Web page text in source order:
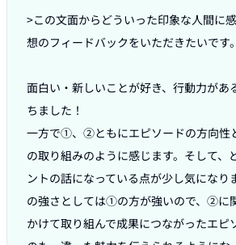
>この文面からどういった印象な人間に
想のフィードバックをいただきたいです。
面白い・新しいことが好き、行動力があ
ちました！
一方で①、②ともにエピソードの方向性
の取り組みのように感じます。そして、
ントの話になっている点が少し気になり
の強さとしては①の方が強いので、②に
かけて取り組んで成果につながったエピ